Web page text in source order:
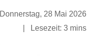
Donnerstag, 28 Mai 2026
Lesezeit: 3 mins